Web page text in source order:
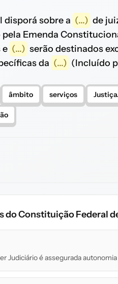
disporá sobre a (...) de
Emenda
e (...) serão destinados
da (...) (Incluído
âmbito serviços Justiça.
do Constituição Federal
Judiciário é assegurada